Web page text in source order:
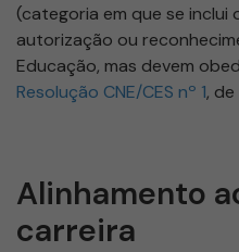
(categoria em que se inclui
autorização ou
Educação, mas devem
Resolução CNE/CES nº 1,
Alinhamento
carreira